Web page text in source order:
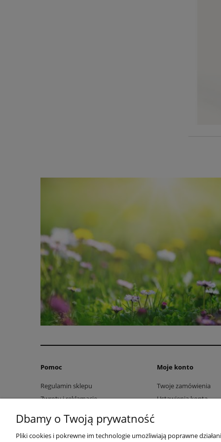
Pomoc
Regulamin sklepu
Zwroty i reklamacje
Moje konto
Twoje zamówienia
Ustawienia konta
Dbamy o Twoją prywatność
Pliki cookies i pokrewne im technologie umożliwiają poprawne